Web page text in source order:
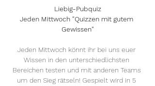
Liebig-Pubquiz
Jeden Mittwoch "Quizzen mit gutem
Gewissen"
Jeden Mittwoch könnt ihr bei uns euer
Wissen in den unterschiedlichsten
Bereichen testen und mit anderen Teams
um den Sieg rätseln! Gespielt wird in 5